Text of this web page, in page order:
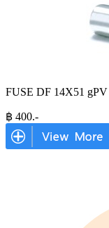
FUSE DF 14X51
฿ 400.-